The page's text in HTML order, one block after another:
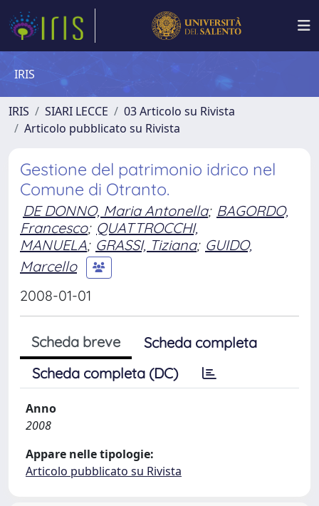
IRIS
IRIS SIARI LECCE
03 Articolo su Rivista
Articolo pubblicato su Rivista
Gestione del patrimonio idrico nel
Comune di Otranto.
DE DONNO, Maria Antonella; BAGORDO,
Francesco; QUATTROCCHI,
MANUELA; GRASSI, Tiziana; GUIDO,
Marcello
2008-01-01
Scheda breve
Scheda completa
Scheda completa (DC)
Anno
2008
Appare nelle tipologie:
Articolo pubblicato su Rivista